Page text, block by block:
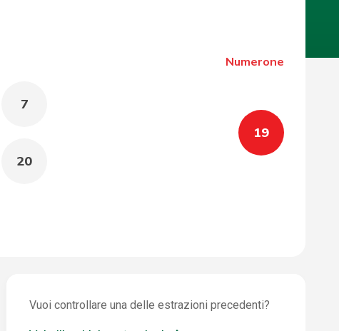
Numerone
7
20
19
Vuoi controllare una delle estrazioni precedenti?